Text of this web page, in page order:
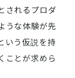
されるプロダ
うな体験が先
いう仮説を持
ことが求めら